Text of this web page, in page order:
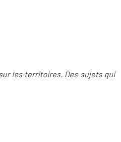
les territoires. Des sujets qui